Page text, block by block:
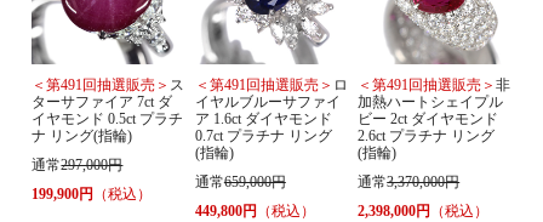
＜第491回抽選販売＞ ス
ターサファイア 7ct ダ
イヤモンド 0.5ct プラチ
ナ リング(指輪)
通常297,000円
199,900円
（税込）
＜第491回抽選販売＞ ロ
イヤルブルーサファイ
ア 1.6ct ダイヤモンド
0.7ct プラチナ リング
(指輪)
通常659,000円
449,800円
（税込）
＜第491回抽選販売＞非
加熱ハートシェイプル
ビー 2ct ダイヤモンド
2.6ct プラチナ リング
(指輪)
通常3,370,000円
2,398,000円
（税込）